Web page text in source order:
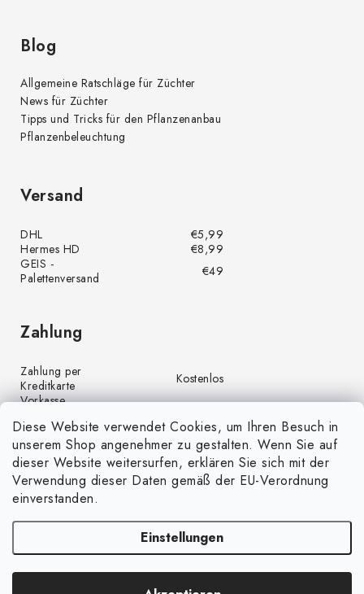
Diese Website verwendet Cookies, um Ihren Besuch in
unserem Shop angenehmer zu gestalten. Wenn Sie auf
dieser Website weitersurfen, erklären Sie sich mit der
Verwendung dieser Daten gemäß der EU-Verordnung
einverstanden.
Einstellungen
Blog
Allgemeine Ratschläge für Züchter
News für Züchter
Tipps und Tricks für den Pflanzenanbau
Pflanzenbeleuchtung
Versand
DHL
€5,99
Hermes HD
€8,99
GEIS -
Palettenversand
€49
Zahlung
Zahlung per
Kreditkarte
Kostenlos
Vorkasse
Zahlung per PayPal
Kostenlos
Nachnahme
€4,00
Copyright 2026GrünGarten.de. Alle Rechte vorbehalten.Cookie-